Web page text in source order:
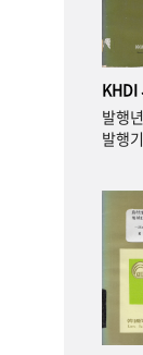
KHDI
발행
발행